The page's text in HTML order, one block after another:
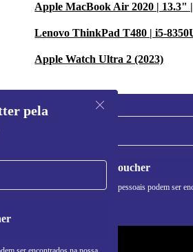
Apple MacBook Air 2020 | 13.3"
Lenovo ThinkPad T480 | i5-
Apple Watch Ultra 2 (2023)
pela
Pedir voucher
Informações sobre o uso de dados pessoais podem ser